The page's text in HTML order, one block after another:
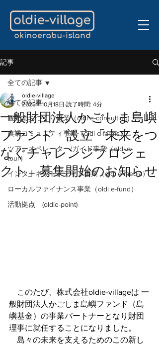
記事
全ての記事
観光まちづくり事業（oldi e-consulting)
農業コミュニティ事業（oldi e-farms）
ツアーオペレーター/ガイド事業（oldi e-
tour）
インターネットメディア事業（oldi e-media）
ローカルファイナンス事業（oldi e-fund）
活動拠点 (oldie-point)
全ての記事
一般財団法人かごしま島嶼
ファンド 設立「未来をつ
なぐチャレンジプロジェ
クト」募集開始のお知らせ
oldie-village
2025年10月18日 読了時間: 4分
このたび、株式会社oldie-villageは 一
般財団法人かごしま島嶼ファンド（島
嶼基金）の事業パートナーとなり財団
理事に就任することになりました。
島々の未来を支えるためのこの新し